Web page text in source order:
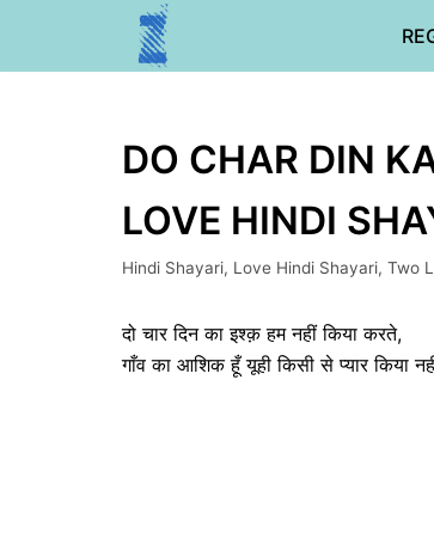
DO CHAR DIN
LOVE HINDI
Hindi Shayari, Love Hindi Shayari, Two
दो चार दिन का इश्क़ हम नहीं किया करते,
गाँव का आशिक हूँ यूही किसी से प्यार किया